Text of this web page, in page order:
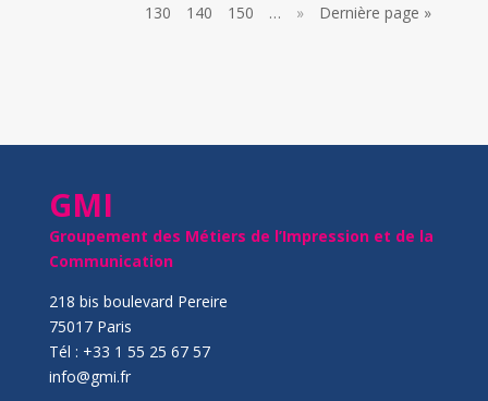
130
140 150 … » Dernière page »
GMI
Groupement des Métiers de l’Impression et de la
Communication
218 bis boulevard Pereire
75017 Paris
Tél : +33 1 55 25 67 57
info@gmi.fr